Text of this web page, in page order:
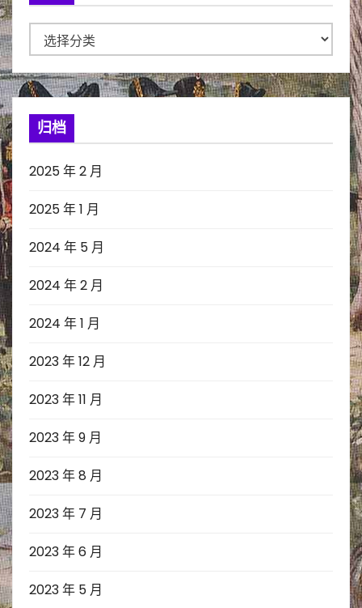
类
归档
2025 年 2 月
2025 年 1 月
2024 年 5 月
2024 年 2 月
2024 年 1 月
2023 年 12 月
2023 年 11 月
2023 年 9 月
2023 年 8 月
2023 年 7 月
2023 年 6 月
2023 年 5 月